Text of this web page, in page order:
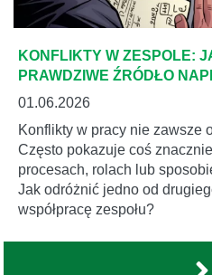
KONFLIKTY W ZESPOLE:
PRAWDZIWE ŹRÓDŁO
01.06.2026
Konflikty w pracy nie zawsze
Często pokazuje coś
procesach, rolach lub
Jak odróżnić jedno od
współpracę zespołu?